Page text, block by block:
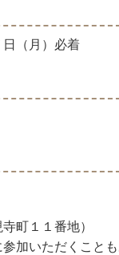
（月）必着
町１１番地）
いただくことも